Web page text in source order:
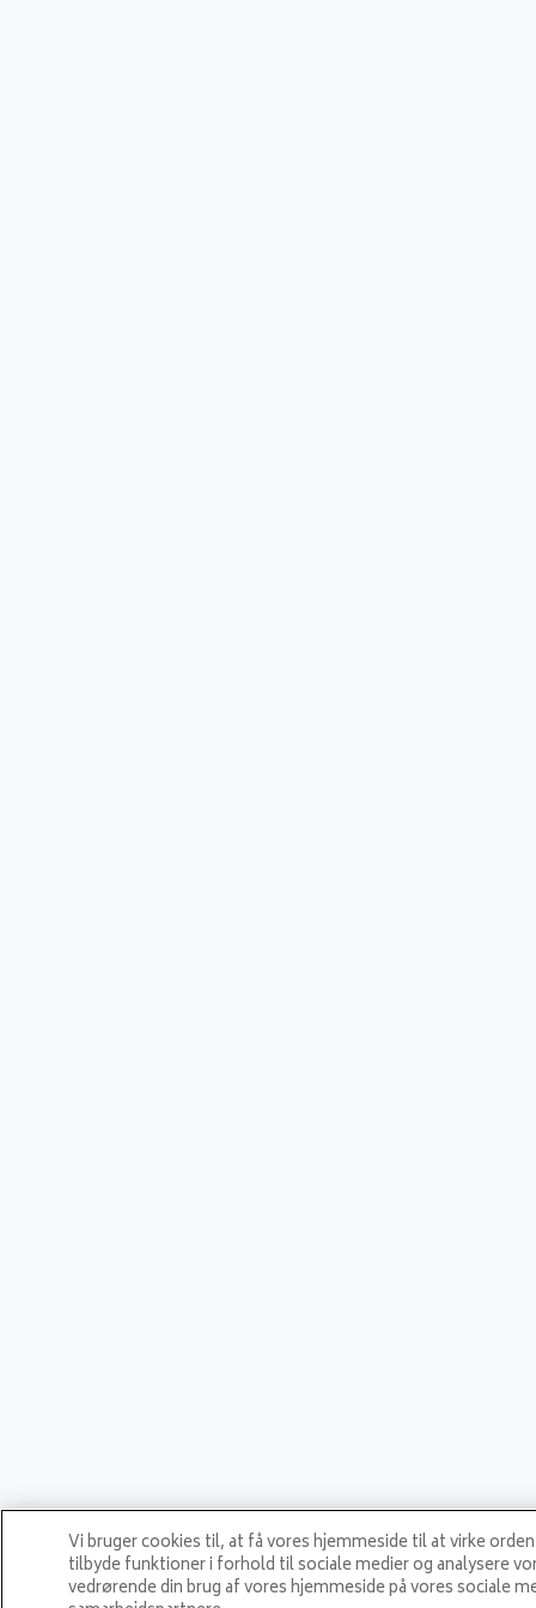
Vi bruger cookies til, at få vores hjemmeside til at virke
tilbyde funktioner i forhold til sociale medier og analysere
vedrørende din brug af vores hjemmeside på vores sociale